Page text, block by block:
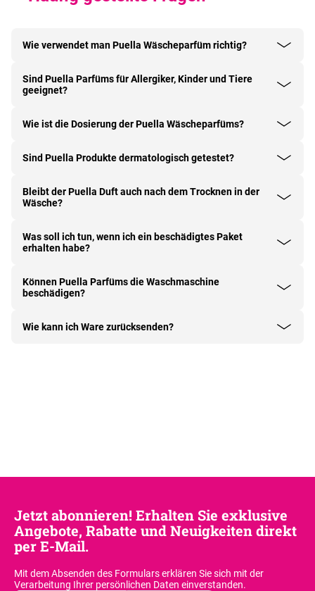
Wie verwendet man Puella Wäscheparfüm richtig?
Sind Puella Parfüms für Allergiker, Kinder und Tiere
geeignet?
Wie ist die Dosierung der Puella Wäscheparfüms?
Sind Puella Produkte dermatologisch getestet?
Bleibt der Puella Duft auch nach dem Trocknen in der
Wäsche?
Was soll ich tun, wenn ich ein beschädigtes Paket
erhalten habe?
Können Puella Parfüms die Waschmaschine
beschädigen?
Wie kann ich Ware zurücksenden?
Jetzt abonnieren! Erhalten Sie exklusive
Angebote, Rabatte und Neuigkeiten direkt
per E-Mail.
Mit dem Absenden des Formulars erklären Sie sich mit der
Verarbeitung Ihrer persönlichen Daten einverstanden.